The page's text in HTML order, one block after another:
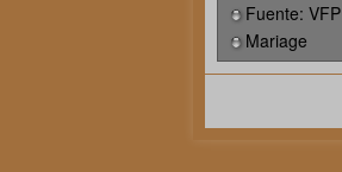
Fuente: VFP
Mariage